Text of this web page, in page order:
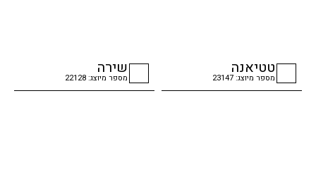
טטיאנה
מספר מיוצג: 23147
שירה
מספר מיוצג: 22128